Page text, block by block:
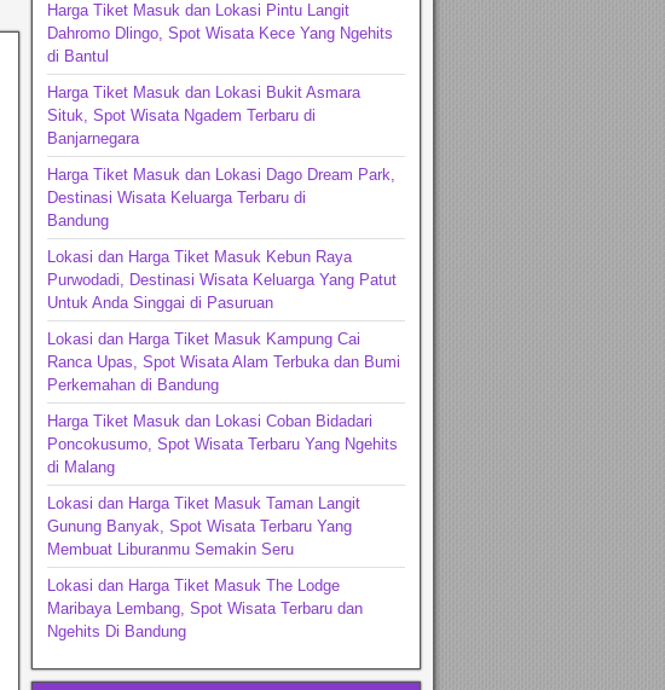
Harga Tiket Masuk dan Lokasi Pintu Langit
Dahromo Dlingo, Spot Wisata Kece Yang Ngehits
di Bantul
Harga Tiket Masuk dan Lokasi Bukit Asmara
Situk, Spot Wisata Ngadem Terbaru di
Banjarnegara
Harga Tiket Masuk dan Lokasi Dago Dream Park,
Destinasi Wisata Keluarga Terbaru di
Bandung
Lokasi dan Harga Tiket Masuk Kebun Raya
Purwodadi, Destinasi Wisata Keluarga Yang Patut
Untuk Anda Singgai di Pasuruan
Lokasi dan Harga Tiket Masuk Kampung Cai
Ranca Upas, Spot Wisata Alam Terbuka dan Bumi
Perkemahan di Bandung
Harga Tiket Masuk dan Lokasi Coban Bidadari
Poncokusumo, Spot Wisata Terbaru Yang Ngehits
di Malang
Lokasi dan Harga Tiket Masuk Taman Langit
Gunung Banyak, Spot Wisata Terbaru Yang
Membuat Liburanmu Semakin Seru
Lokasi dan Harga Tiket Masuk The Lodge
Maribaya Lembang, Spot Wisata Terbaru dan
Ngehits Di Bandung